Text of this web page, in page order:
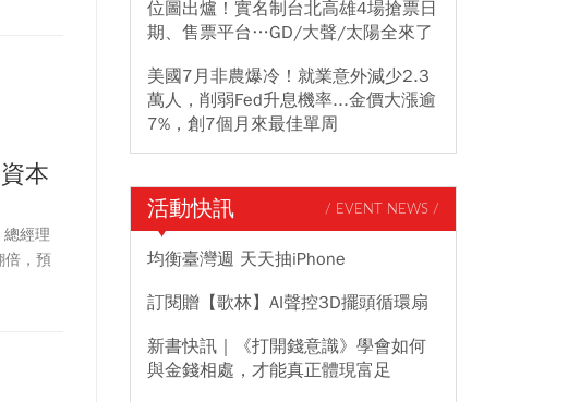
本
經理
倍，預
陳沛
未來
位圖出爐！實名制台北高雄4場搶票日
期、售票平台…GD/大聲/太陽全來了
美國7月非農爆冷！就業意外減少2.3
萬人，削弱Fed升息機率...金價大漲逾
7%，創7個月來最佳單周
活動快訊 / EVENT NEWS /
均衡臺灣週 天天抽iPhone
訂閱贈【歌林】AI聲控3D擺頭循環扇
新書快訊｜《打開錢意識》學會如何
與金錢相處，才能真正體現富足